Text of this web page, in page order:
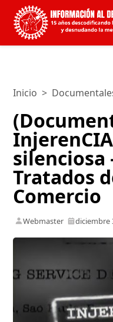
Inicio >
silenciosa
Tratados
Comercio
Webmaster diciembre